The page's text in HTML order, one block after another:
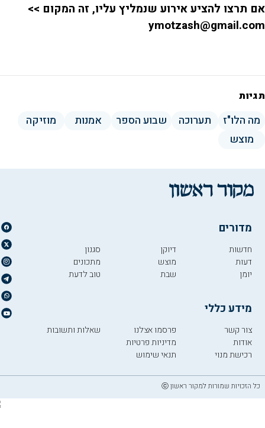
אם תרצו להציע אירוע שנמליץ עליו, זה המקום >>
ymotzash@gmail.com
תגיות
מה הלו"ז תערוכה שבוע הספר אמנות
מוזיקה
מוצש
מדורים
חדשות
דעות
יומן
דיוקן
מוצש
שבת
סגנון
מתכונים
טוב לדעת
מידע כללי
צור קשר
אודות
רכישת מנוי
פרסמו אצלנו
מדיניות פרטיות
תנאי שימוש
שאלות ותשובות
כל הזכויות שמורות למקור ראשון ⓒ